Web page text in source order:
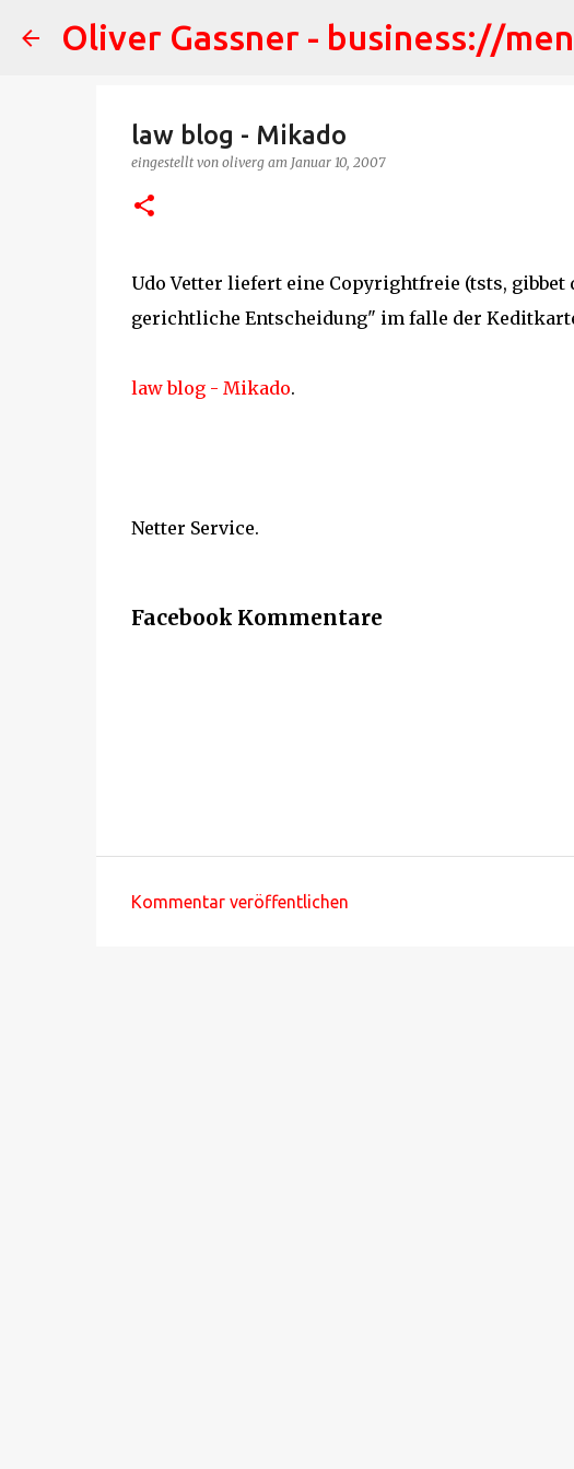
Oliver Gassner - business://
law blog - Mikado
eingestellt von oliverg am Januar 10, 2007
Udo Vetter liefert eine Copyrightfreie (tsts,
gerichtliche Entscheidung" im falle der
law blog - Mikado.
Netter Service.
Facebook Kommentare
Kommentar veröffentlichen